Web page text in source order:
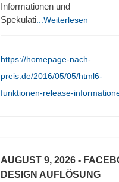
Informationen und
Spekulati ...Weiterlesen
https://homepage-nach-
preis.de/2016/05/05/html6-
funktionen-release-
AUGUST 9, 2026 -
DESIGN AUFLÖSUNG